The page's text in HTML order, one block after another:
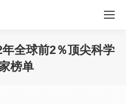
全球前2％顶尖科学
榜单